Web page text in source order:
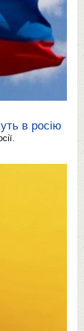
в росію